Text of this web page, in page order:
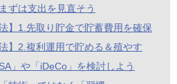
ずは支出を見直そう
】1.先取り貯金で貯蓄費用を確保
】2.複利運用で貯める＆殖やす
」や「iDeCo」を検討しよう